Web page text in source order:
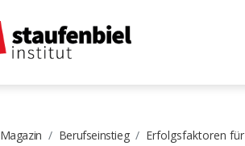
Magazin Berufseinstieg Erfolgsfaktoren